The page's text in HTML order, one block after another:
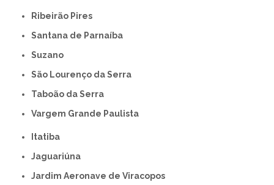
Ribeirão Pires
Santana de Parnaíba
Suzano
São Lourenço da Serra
Taboão da Serra
Vargem Grande Paulista
Itatiba
Jaguariúna
Jardim Aeronave de Viracopos